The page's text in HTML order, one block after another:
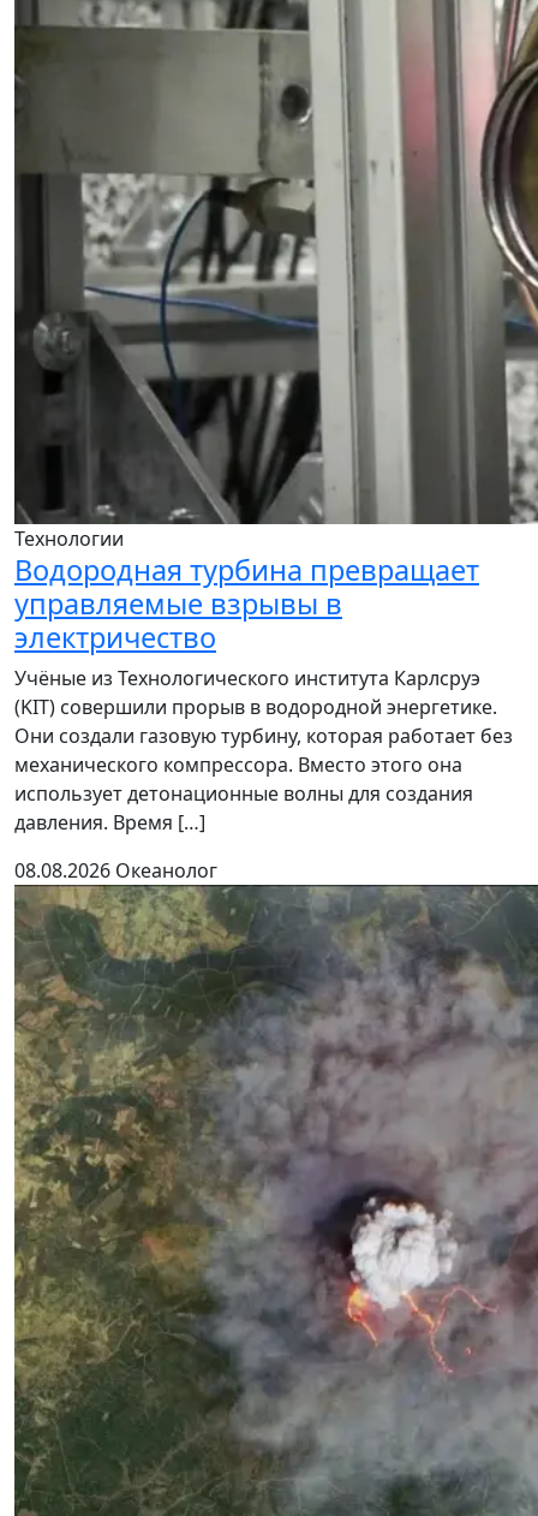
Технологии
Водородная турбина превращает
управляемые взрывы в
электричество
Учёные из Технологического института Карлсруэ
(KIT) совершили прорыв в водородной энергетике.
Они создали газовую турбину, которая работает без
механического компрессора. Вместо этого она
использует детонационные волны для создания
давления. Время […]
08.08.2026 Океанолог